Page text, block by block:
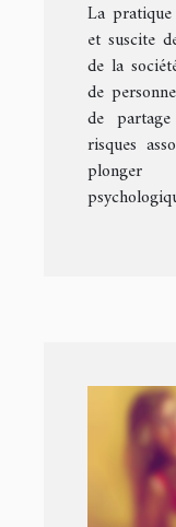
La
et suscite
de la
de
de
risques